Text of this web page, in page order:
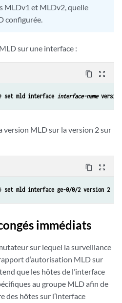
MLDv1 et MLDv2, quelle
configurée.
sur une interface :
content_copy zoom_out_map
set mld interface interface-name version
version MLD sur la version 2 sur
content_copy zoom_out_map
set mld interface ge-0/0/2 version 2
immédiats
sur lequel la surveillance
d’autorisation MLD sur
que les hôtes de l’interface
au groupe MLD afin de
des hôtes sur l’interface